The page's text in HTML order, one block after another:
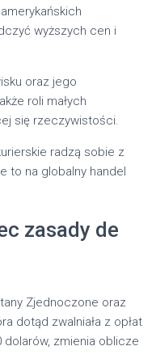
wyższych cen i
oraz jego
roli małych
się rzeczywistości.
radzą sobie z
to na globalny handel
zasady de
Zjednoczone oraz
dotąd zwalniała z opłat
zmienia oblicze